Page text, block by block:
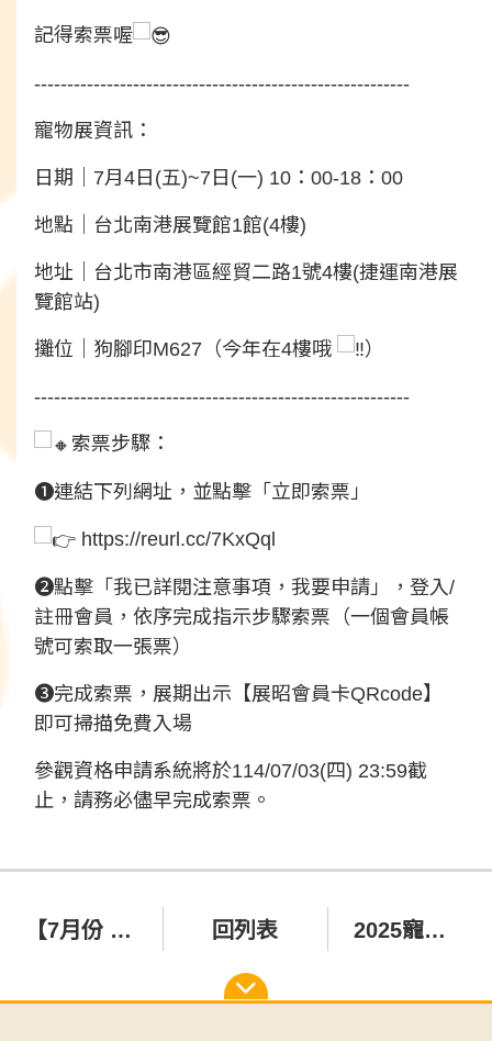
記得索票喔
---------------------------------------------------------
寵物展資訊：
日期｜7月4日(五)~7日(一) 10：00-18：00
地點｜台北南港展覽館1館(4樓)
地址｜台北市南港區經貿二路1號4樓(捷運南港展
覽館站)
攤位｜狗腳印M627（今年在4樓哦 ）
---------------------------------------------------------
索票步驟：
❶連結下列網址，並點擊「立即索票」
https://reurl.cc/7KxQql
❷點擊「我已詳閱注意事項，我要申請」，登入/
註冊會員，依序完成指示步驟索票（一個會員帳
號可索取一張票）
❸完成索票，展期出示【展昭會員卡QRcode】
即可掃描免費入場
參觀資格申請系統將於114/07/03(四) 23:59截
止，請務必儘早完成索票。
【7月份 園區參觀】 回列表 2025寵物展【小型犬+貓】送養